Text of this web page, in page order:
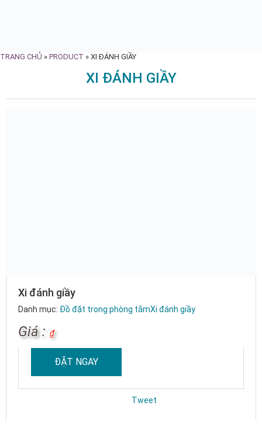
TRANG CHỦ » PRODUCT » XI ĐÁNH GIẦY
XI ĐÁNH GIẦY
Xi đánh giầy
Danh mục: Đồ đặt trong phòng tắmXi đánh giầy
Giá : ₫
ĐẶT NGAY
Tweet